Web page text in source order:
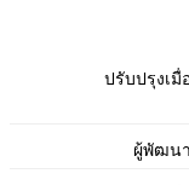
ปรับปรุงเมื่
ผู้พัฒนา